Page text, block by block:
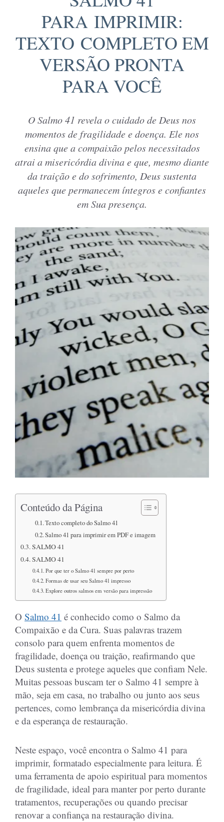
PARA IMPRIMIR:
TEXTO COMPLETO EM
VERSÃO PRONTA
PARA VOCÊ
O Salmo 41 revela o cuidado de Deus nos
momentos de fragilidade e doença. Ele nos
ensina que a compaixão pelos necessitados
atrai a misericórdia divina e que, mesmo diante
da traição e do sofrimento, Deus sustenta
aqueles que permanecem íntegros e confiantes
em Sua presença.
Conteúdo da Página
Texto completo do Salmo 41
Salmo 41 para imprimir em PDF e imagem
SALMO 41
SALMO 41
Por que ter o Salmo 41 sempre por perto
Formas de usar seu Salmo 41 impresso
Explore outros salmos em versão para impressão
O Salmo 41 é conhecido como o Salmo da
Compaixão e da Cura. Suas palavras trazem
consolo para quem enfrenta momentos de
fragilidade, doença ou traição, reafirmando que
Deus sustenta e protege aqueles que confiam Nele.
Muitas pessoas buscam ter o Salmo 41 sempre à
mão, seja em casa, no trabalho ou junto aos seus
pertences, como lembrança da misericórdia divina
e da esperança de restauração.
Neste espaço, você encontra o Salmo 41 para
imprimir, formatado especialmente para leitura. É
uma ferramenta de apoio espiritual para momentos
de fragilidade, ideal para manter por perto durante
tratamentos, recuperações ou quando precisar
renovar a confiança na restauração divina.